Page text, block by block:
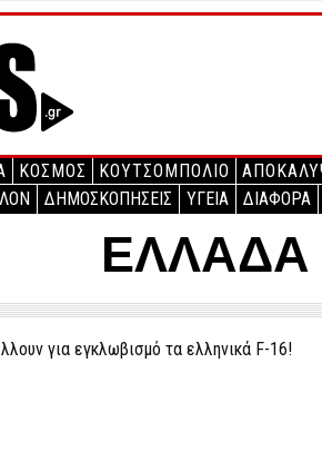
ΚΟΣΜΟΣ ΚΟΥΤΣΟΜΠΟΛΙΟ
ΔΗΜΟΣΚΟΠΗΣΕΙΣ ΥΓΕΙΑ ΔΙΑΦΟΡΑ
ΕΛΛΑΔΑ